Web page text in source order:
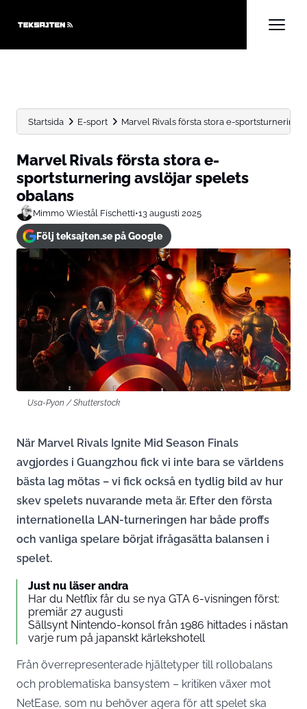
Startsida E-sport Marvel Rivals första stora e-sportsturnering
Marvel Rivals första stora e-
sportsturnering avslöjar spelets
obalans
Mimmo Wiestål Fischetti•13 augusti 2025
Följ teksajten.se på Google
Usa-Pyon / Shutterstock
När Marvel Rivals Ignite Mid Season Finals
avgjordes i Guangzhou fick vi inte bara se världens
bästa lag mötas – vi fick också en tydlig bild av hur
skev spelets nuvarande meta är. Efter den första
internationella LAN-turneringen har både proffs
och vanliga spelare börjat ifrågasätta balansen i
spelet.
Just nu läser andra
Har du Netflix får du se nya GTA 6-visningen först:
premiär 27 augusti
Sällsynt Nintendo-konsol från 1986 hittades i nästan
varje rum på japanskt kärlekshotell
Från överrepresenterade hjältetyper till rollobalans
och problematiska bansystem – kritiken växer mot
NetEase, som nu behöver agera för att spelet ska